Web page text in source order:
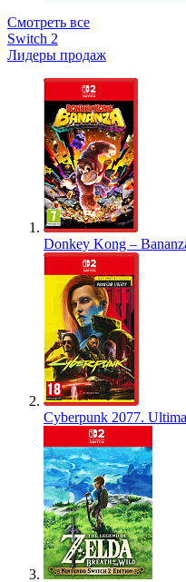
Смотреть все
Switch 2
Лидеры продаж
Donkey Kong –
Cyberpunk 2077.